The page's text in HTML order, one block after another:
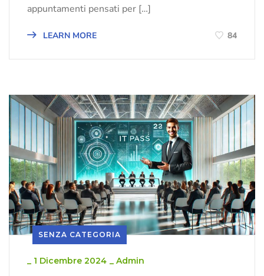
appuntamenti pensati per […]
LEARN MORE 84
SENZA CATEGORIA
_ 1 Dicembre 2024 _ Admin